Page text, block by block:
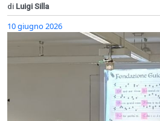
di Luigi Silla
10 giugno 2026